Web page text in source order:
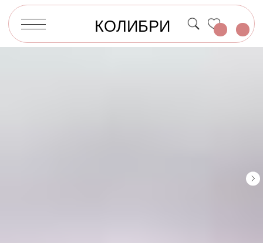
КОЛИБРИ